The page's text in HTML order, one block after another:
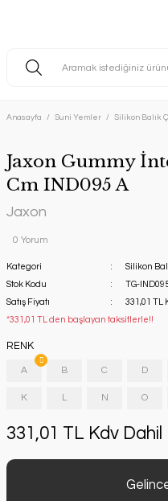
Anasayfa Suni Yemler Silikon Balık
Jaxon Gummy
Cm IND095 A
Jaxon
0 Yorum
Kategori
Silikon
Stok Kodu
TG-
Satış Fiyatı
331,01 TL
*331,01 TL den başlayan taksitlerle!!
RENK
A B C D
K L N O
331,01 TL Kdv Dahil